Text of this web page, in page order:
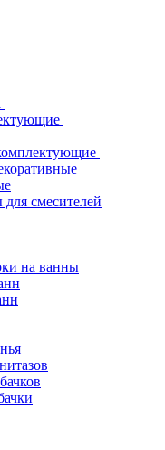
смесителей
на ванны